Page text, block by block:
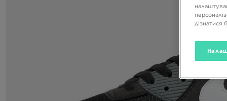
дізнатися